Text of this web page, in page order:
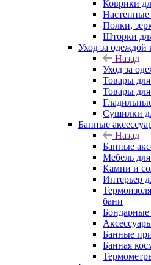
Коврики
Настенные
Полки,
Шторки
Уход за одеждой
Назад
Уход за
Товары
Товары
Сушилки
Банные
Назад
Банные
Мебель
Камни и
Интерьер
бани
Бондарные
Банные
Банная